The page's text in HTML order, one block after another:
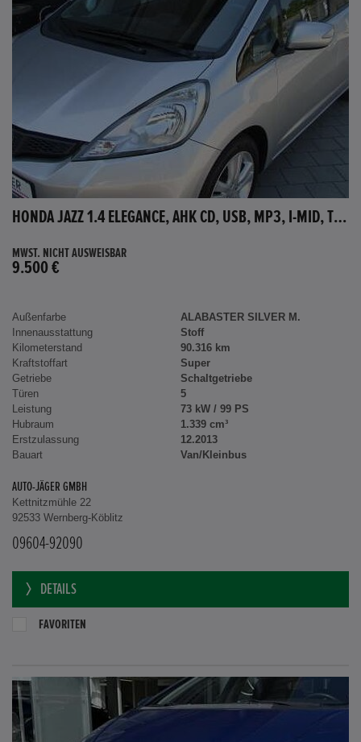
HONDA JAZZ 1.4 ELEGANCE, AHK CD, USB, MP3, I-MID, TEMPOMAT, AUX-IN
MWST. NICHT AUSWEISBAR
9.500 €
Außenfarbe
ALABASTER SILVER M.
Innenausstattung
Stoff
Kilometerstand
90.316 km
Kraftstoffart
Super
Getriebe
Schaltgetriebe
Türen
5
Leistung
73 kW / 99 PS
Hubraum
1.339 cm³
Erstzulassung
12.2013
Bauart
Van/Kleinbus
AUTO-JÄGER GMBH
Kettnitzmühle 22
92533 Wernberg-Köblitz
09604-92090
DETAILS
FAVORITEN